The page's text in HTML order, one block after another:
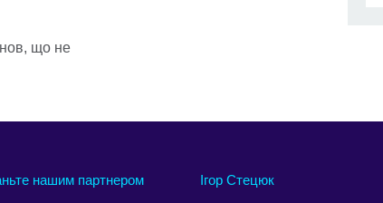
що не
нашим партнером Ігор Стецюк